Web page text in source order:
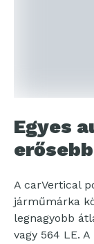
Egyes
A carVertical
járműmárka
legnagyobb
vagy 564 LE.